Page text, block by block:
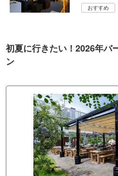
おすすめ
初夏に行きたい！2026年バ
ン